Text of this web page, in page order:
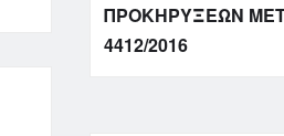
ΠΡΟΚΗΡΥΞΕΩΝ
4412/2016